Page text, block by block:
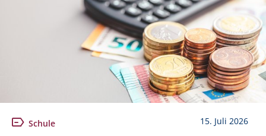
Schule 15. Juli 2026